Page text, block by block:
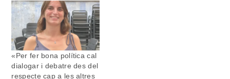
«Per fer bona política cal
dialogar i debatre des del
respecte cap a les altres